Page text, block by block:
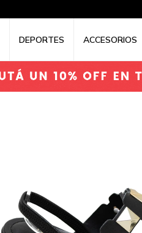
DEPORTES ACCESORIOS